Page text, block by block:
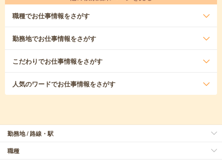
職種でお仕事情報をさがす
勤務地でお仕事情報をさがす
こだわりでお仕事情報をさがす
人気のワードでお仕事情報をさがす
勤務地 / 路線・駅
職種